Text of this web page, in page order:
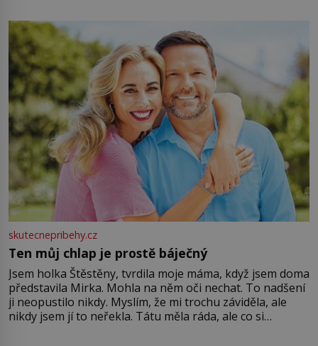
můžete obohatit své rituály a přinést do svého života
větší harmonii a klid. Je důležité
skutecnepribehy.cz
Ten můj chlap je prostě báječný
Jsem holka Štěstěny, tvrdila moje máma, když jsem doma
představila Mirka. Mohla na něm oči nechat. To nadšení
ji neopustilo nikdy. Myslím, že mi trochu záviděla, ale
nikdy jsem jí to neřekla. Tátu měla ráda, ale co si